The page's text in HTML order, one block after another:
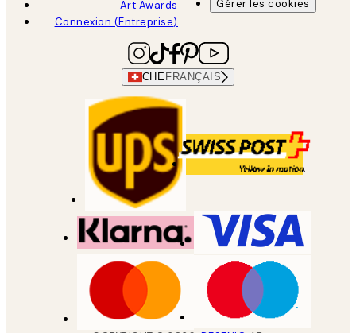
Art Awards
Connexion (Entreprise)
Gérer les cookies
CHE FRANÇAIS